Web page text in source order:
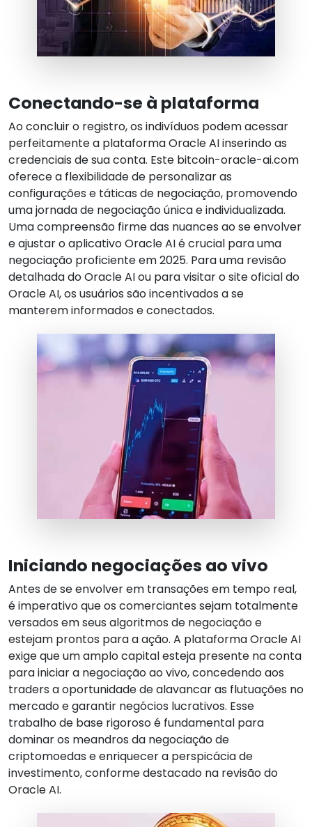
Conectando-se à plataforma
Ao concluir o registro, os indivíduos podem acessar
perfeitamente a plataforma Oracle AI inserindo as
credenciais de sua conta. Este bitcoin-oracle-ai.com
oferece a flexibilidade de personalizar as
configurações e táticas de negociação, promovendo
uma jornada de negociação única e individualizada.
Uma compreensão firme das nuances ao se envolver
e ajustar o aplicativo Oracle AI é crucial para uma
negociação proficiente em 2025. Para uma revisão
detalhada do Oracle AI ou para visitar o site oficial do
Oracle AI, os usuários são incentivados a se
manterem informados e conectados.
Iniciando negociações ao vivo
Antes de se envolver em transações em tempo real,
é imperativo que os comerciantes sejam totalmente
versados em seus algoritmos de negociação e
estejam prontos para a ação. A plataforma Oracle AI
exige que um amplo capital esteja presente na conta
para iniciar a negociação ao vivo, concedendo aos
traders a oportunidade de alavancar as flutuações no
mercado e garantir negócios lucrativos. Esse
trabalho de base rigoroso é fundamental para
dominar os meandros da negociação de
criptomoedas e enriquecer a perspicácia de
investimento, conforme destacado na revisão do
Oracle AI.